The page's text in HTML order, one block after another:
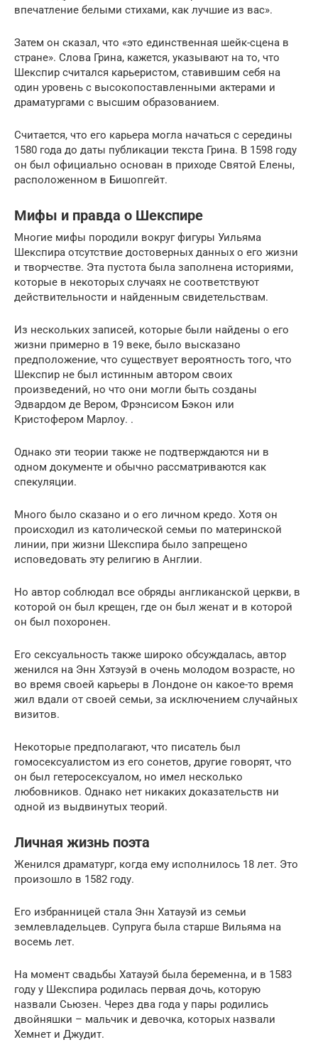
впечатление белыми стихами, как лучшие из вас».
Затем он сказал, что «это единственная шейк-сцена в
стране». Слова Грина, кажется, указывают на то, что
Шекспир считался карьеристом, ставившим себя на
один уровень с высокопоставленными актерами и
драматургами с высшим образованием.
Считается, что его карьера могла начаться с середины
1580 года до даты публикации текста Грина. В 1598 году
он был официально основан в приходе Святой Елены,
расположенном в Бишопгейт.
Мифы и правда о Шекспире
Многие мифы породили вокруг фигуры Уильяма
Шекспира отсутствие достоверных данных о его жизни
и творчестве. Эта пустота была заполнена историями,
которые в некоторых случаях не соответствуют
действительности и найденным свидетельствам.
Из нескольких записей, которые были найдены о его
жизни примерно в 19 веке, было высказано
предположение, что существует вероятность того, что
Шекспир не был истинным автором своих
произведений, но что они могли быть созданы
Эдвардом де Вером, Фрэнсисом Бэкон или
Кристофером Марлоу. .
Однако эти теории также не подтверждаются ни в
одном документе и обычно рассматриваются как
спекуляции.
Много было сказано и о его личном кредо. Хотя он
происходил из католической семьи по материнской
линии, при жизни Шекспира было запрещено
исповедовать эту религию в Англии.
Но автор соблюдал все обряды англиканской церкви, в
которой он был крещен, где он был женат и в которой
он был похоронен.
Его сексуальность также широко обсуждалась, автор
женился на Энн Хэтэуэй в очень молодом возрасте, но
во время своей карьеры в Лондоне он какое-то время
жил вдали от своей семьи, за исключением случайных
визитов.
Некоторые предполагают, что писатель был
гомосексуалистом из его сонетов, другие говорят, что
он был гетеросексуалом, но имел несколько
любовников. Однако нет никаких доказательств ни
одной из выдвинутых теорий.
Личная жизнь поэта
Женился драматург, когда ему исполнилось 18 лет. Это
произошло в 1582 году.
Его избранницей стала Энн Хатауэй из семьи
землевладельцев. Супруга была старше Вильяма на
восемь лет.
На момент свадьбы Хатауэй была беременна, и в 1583
году у Шекспира родилась первая дочь, которую
назвали Сьюзен. Через два года у пары родились
двойняшки – мальчик и девочка, которых назвали
Хемнет и Джудит.